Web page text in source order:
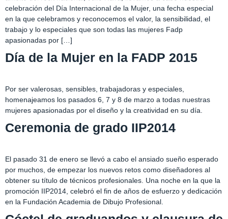
celebración del Día Internacional de la Mujer, una fecha especial
en la que celebramos y reconocemos el valor, la sensibilidad, el
trabajo y lo especiales que son todas las mujeres Fadp
apasionadas por […]
Día de la Mujer en la FADP 2015
Por ser valerosas, sensibles, trabajadoras y especiales,
homenajeamos los pasados 6, 7 y 8 de marzo a todas nuestras
mujeres apasionadas por el diseño y la creatividad en su día.
Ceremonia de grado IIP2014
El pasado 31 de enero se llevó a cabo el ansiado sueño esperado
por muchos, de empezar los nuevos retos como diseñadores al
obtener su título de técnicos profesionales. Una noche en la que la
promoción IIP2014, celebró el fin de años de esfuerzo y dedicación
en la Fundación Academia de Dibujo Profesional.